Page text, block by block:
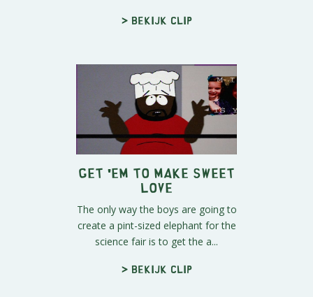
> Bekijk clip
Get 'em to Make Sweet
Love
The only way the boys are going to
create a pint-sized elephant for the
science fair is to get the a...
> Bekijk clip